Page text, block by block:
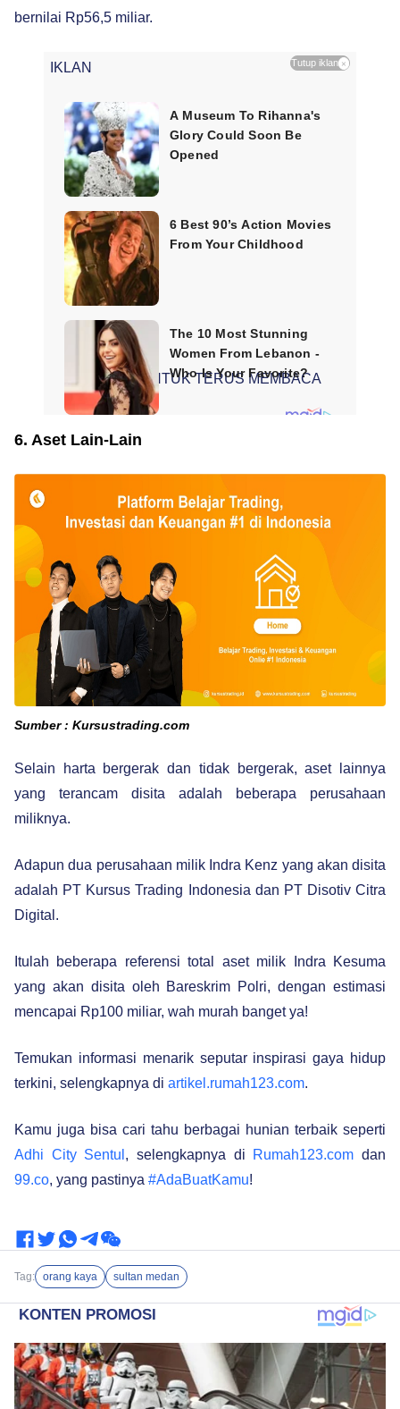
bernilai Rp56,5 miliar.
IKLAN Tutup iklan ×
SCROLL UNTUK TERUS MEMBACA
6. Aset Lain-Lain
Sumber : Kursustrading.com
Selain harta bergerak dan tidak bergerak, aset lainnya
yang terancam disita adalah beberapa perusahaan
miliknya.
Adapun dua perusahaan milik Indra Kenz yang akan disita
adalah PT Kursus Trading Indonesia dan PT Disotiv Citra
Digital.
Itulah beberapa referensi total aset milik Indra Kesuma
yang akan disita oleh Bareskrim Polri, dengan estimasi
mencapai Rp100 miliar, wah murah banget ya!
Temukan informasi menarik seputar inspirasi gaya hidup
terkini, selengkapnya di artikel.rumah123.com.
Kamu juga bisa cari tahu berbagai hunian terbaik seperti
Adhi City Sentul , selengkapnya di Rumah123.com dan
99.co, yang pastinya #AdaBuatKamu!
Tag: orang kaya sultan medan